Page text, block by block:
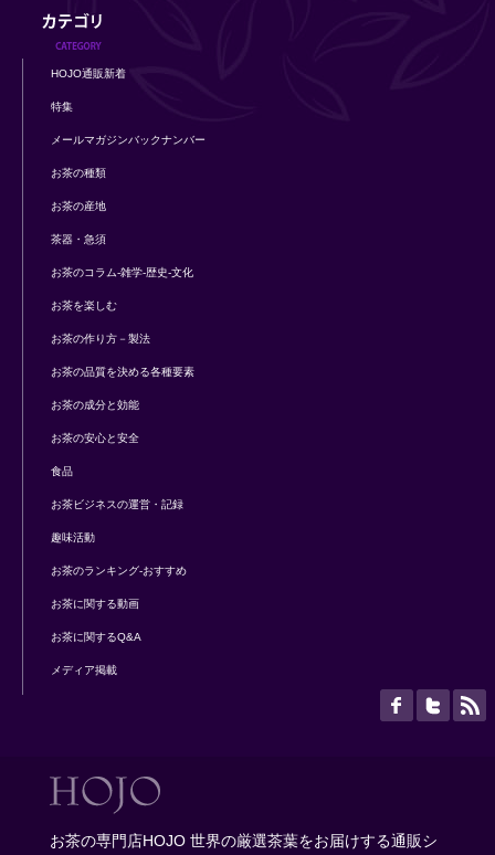
HOJO通販新着
特集
メールマガジンバックナンバー
お茶の種類
お茶の産地
茶器・急須
お茶のコラム-雑学-歴史-文化
お茶を楽しむ
お茶の作り方－製法
お茶の品質を決める各種要素
お茶の成分と効能
お茶の安心と安全
食品
お茶ビジネスの運営・記録
趣味活動
お茶のランキング-おすすめ
お茶に関する動画
お茶に関するQ&A
メディア掲載
お茶の専門店HOJO 世界の厳選茶葉をお届けする通販シ